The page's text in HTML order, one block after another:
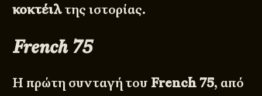
κοκτέιλτης ιστορίας.
French 75
Η πρώτη συνταγή του French 75, από